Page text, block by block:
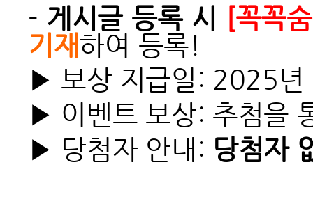
- 게시글 등록 시
[꼭꼭
기재하여 등록!
▶ 보상 지급일: 2025년
▶ 이벤트 보상: 추첨을
▶ 당첨자 안내: 당첨자